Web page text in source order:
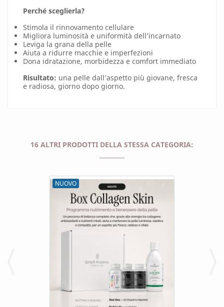
Perché sceglierla?
Stimola il rinnovamento cellulare
Migliora luminosità e uniformità dell’incarnato
Leviga la grana della pelle
Aiuta a ridurre macchie e imperfezioni
Dona idratazione, morbidezza e comfort immediato
Risultato: una pelle dall’aspetto più giovane, fresca
e radiosa, giorno dopo giorno.
16 ALTRI PRODOTTI DELLA STESSA CATEGORIA:
NUOVO